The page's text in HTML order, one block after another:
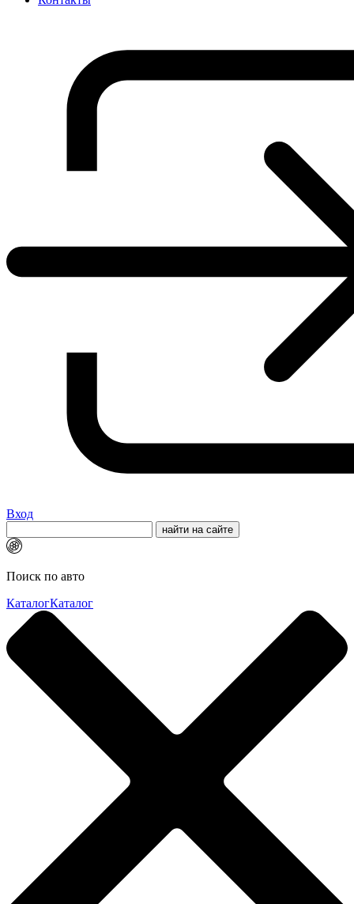
Вход
Поиск по авто
КаталогКаталог